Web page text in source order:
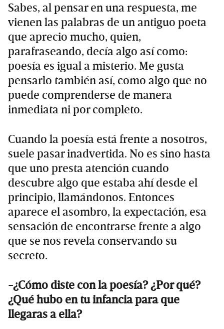
Sabes, al pensar en una respuesta, me
vienen las palabras de un antiguo poeta
que aprecio mucho, quien,
parafraseando, decía algo así como:
poesía es igual a misterio. Me gusta
pensarlo también así, como algo que no
puede comprenderse de manera
inmediata ni por completo.
Cuando la poesía está frente a nosotros,
suele pasar inadvertida. No es sino hasta
que uno presta atención cuando
descubre algo que estaba ahí desde el
principio, llamándonos. Entonces
aparece el asombro, la expectación, esa
sensación de encontrarse frente a algo
que se nos revela conservando su
secreto.
-¿Cómo diste con la poesía? ¿Por qué?
¿Qué hubo en tu infancia para que
llegaras a ella?